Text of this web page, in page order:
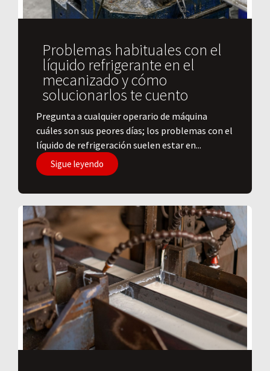
Problemas habituales con el
líquido refrigerante en el
mecanizado y cómo
solucionarlos te cuento
Pregunta a cualquier operario de máquina
cuáles son sus peores días; los problemas con el
líquido de refrigeración suelen estar en...
Sigue leyendo